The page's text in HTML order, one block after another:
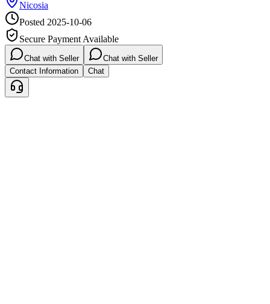
Nicosia
Posted 2025-10-06
Secure Payment Available
Chat with Seller
Chat with Seller
Contact Information
Chat